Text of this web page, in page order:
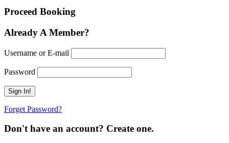
Proceed Booking
Already A Member?
Username or E-mail
Password
Forget Password?
Don't have an account? Create one.